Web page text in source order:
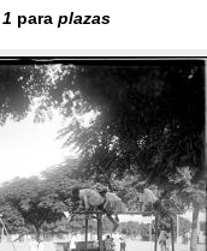
1 para plazas